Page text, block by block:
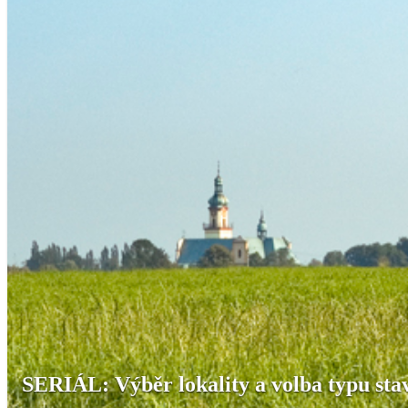
SERIÁL: Výběr lokality a volba typu